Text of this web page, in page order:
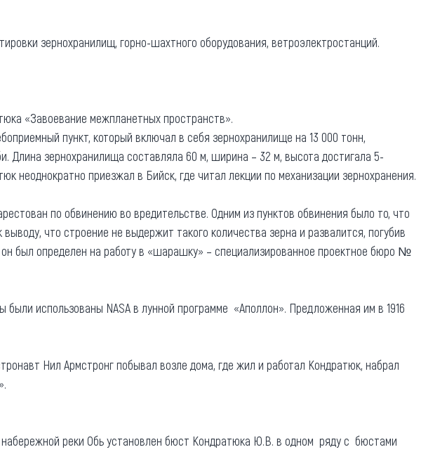
Общая информация
Карты и буклеты
Блог путешественника
зернохранилищ, горно-шахтного оборудования, ветроэлектростанций.
«Завоевание межпланетных пространств».
пункт, который включал в себя зернохранилище на 13 000 тонн,
Длина зернохранилища составляла 60 м, ширина – 32 м, высота достигала 5-
приезжал в Бийск, где читал лекции по механизации зернохранения.
по обвинению во вредительстве. Одним из пунктов обвинения было то, что
что строение не выдержит такого количества зерна и развалится, погубив
он был определен на работу в «шарашку» – специализированное проектное бюро №
использованы NASA в лунной программе «Аполлон». Предложенная им в 1916
Нил Армстронг побывал возле дома, где жил и работал Кондратюк, набрал
реки Обь установлен бюст Кондратюка Ю.В. в одном ряду с бюстами